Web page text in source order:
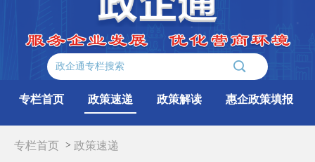
专栏首页 政策速递 政策解读 惠企政策填报
专栏首页 > 政策速递